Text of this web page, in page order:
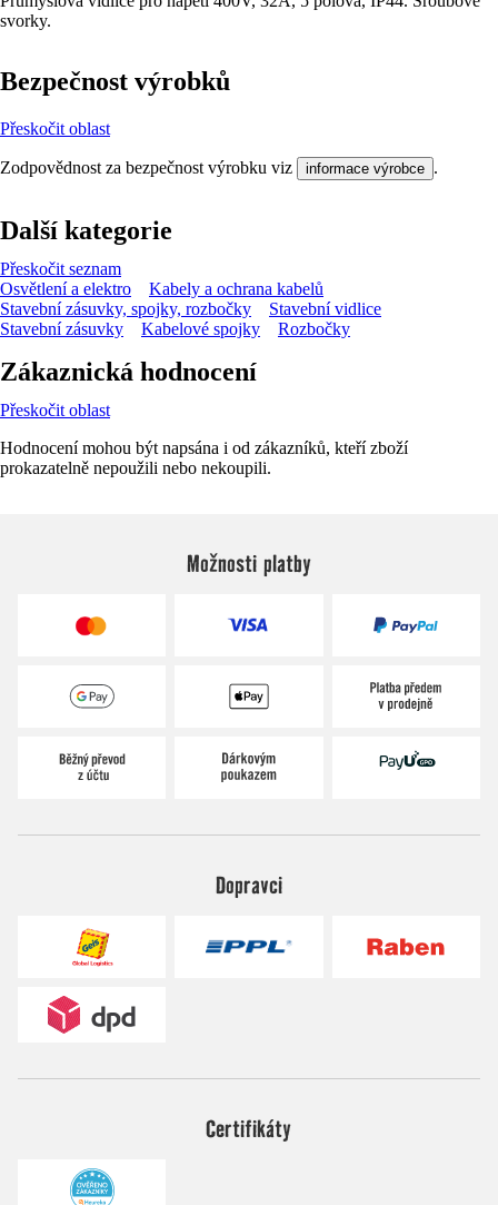
svorky.
Bezpečnost výrobků
Přeskočit oblast
Zodpovědnost za bezpečnost výrobku viz informace výrobce .
Další kategorie
Přeskočit seznam
Osvětlení a elektro
Kabely a ochrana kabelů
Stavební zásuvky, spojky, rozbočky
Stavební vidlice
Stavební zásuvky
Kabelové spojky Rozbočky
Zákaznická hodnocení
Přeskočit oblast
Hodnocení mohou být napsána i od zákazníků, kteří zboží
prokazatelně nepoužili nebo nekoupili.
Možnosti platby
Dopravci
Certifikáty